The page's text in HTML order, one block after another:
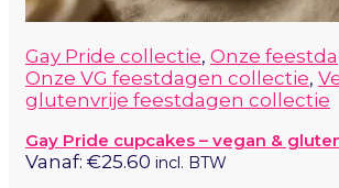
Gay Pride collectie, Onze
Onze VG feestdagen collectie,
glutenvrije feestdagen collectie
Gay Pride cupcakes – vegan &
Vanaf: €25.60 incl. BTW